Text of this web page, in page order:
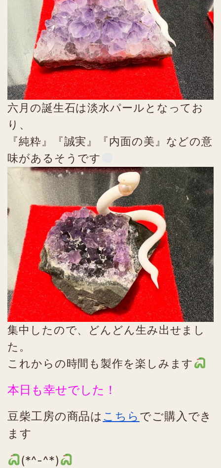
六月の誕生石は淡水パールとなってお
り、
『純粋』『誠実』『内面の美』などの意
味があるそうです
集中したので、どんどん生み出せまし
た。
これからの時間も製作を楽しみます
本日も幸せでした！
豆柴工房の商品は こちら でご購入でき
ます
(*^-^*)